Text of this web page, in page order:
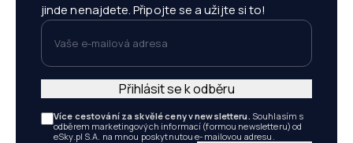
jinde nenajdete. Připojte se a užijte si to!
Vaše e-mailová adresa
Více cestování za skvělé ceny v newsletteru. Souhlasím s
odběrem marketingových informací (formou newsletteru) od
eSky.pl S.A. na mnou poskytnutou e-mailovou adresu.
Přihlásit se k odběru